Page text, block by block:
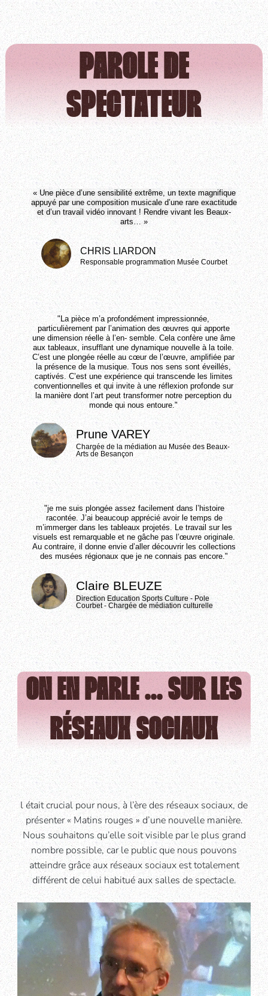
PAROLE DE
SPECTATEUR
« Une pièce d’une sensibilité extrême, un texte magnifique
appuyé par une composition musicale d’une rare exactitude
et d’un travail vidéo innovant ! Rendre vivant les Beaux-
arts… »
CHRIS LIARDON
Responsable programmation Musée Courbet​
"La pièce m’a profondément impressionnée,
particulièrement par l’animation des œuvres qui apporte
une dimension réelle à l’en- semble. Cela confère une âme
aux tableaux, insufflant une dynamique nouvelle à la toile.
C’est une plongée réelle au cœur de l’œuvre, amplifiée par
la présence de la musique. Tous nos sens sont éveillés,
captivés. C’est une expérience qui transcende les limites
conventionnelles et qui invite à une réflexion profonde sur
la manière dont l’art peut transformer notre perception du
monde qui nous entoure."
Prune VAREY
Chargée de la médiation au Musée des Beaux-
Arts de Besançon
"je me suis plongée assez facilement dans l’histoire
racontée. J’ai beaucoup apprécié avoir le temps de
m’immerger dans les tableaux projetés. Le travail sur les
visuels est remarquable et ne gâche pas l’œuvre originale.
Au contraire, il donne envie d’aller découvrir les collections
des musées régionaux que je ne connais pas encore."
Claire BLEUZE
Direction Education Sports Culture - Pole
Courbet - Chargée de médiation culturelle
ON EN PARLE ... SUR LES
RÉSEAUX SOCIAUX
l était crucial pour nous, à l’ère des réseaux sociaux, de
présenter « Matins rouges » d’une nouvelle manière.
Nous souhaitons qu’elle soit visible par le plus grand
nombre possible, car le public que nous pouvons
atteindre grâce aux réseaux sociaux est totalement
différent de celui habitué aux salles de spectacle.